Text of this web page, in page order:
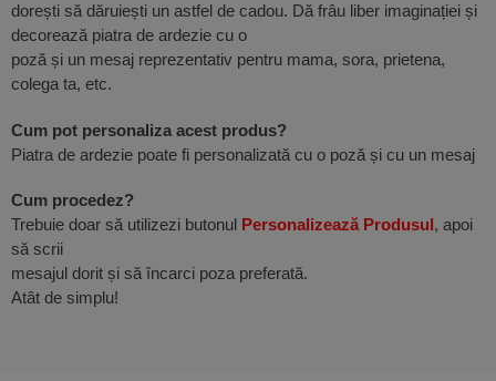
dorești să dăruiești un astfel de cadou. Dă frâu liber imaginației și
decorează piatra de ardezie cu o
poză și un mesaj reprezentativ pentru mama, sora, prietena,
colega ta, etc.
Cum pot personaliza acest produs?
Piatra de ardezie poate fi personalizată cu o poză și cu un mesaj
Cum procedez?
Trebuie doar să utilizezi butonul Personalizează Produsul, apoi
să scrii
mesajul dorit și să încarci poza preferată.
Atât de simplu!